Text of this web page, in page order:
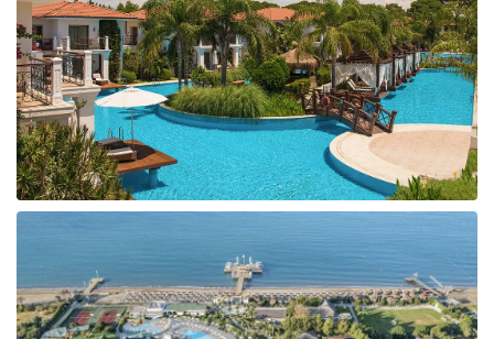
Taizeme
Turcija
Apvienotie Arābu Emirāti
Itālija
Kipra
Vjetnama
Tanzānija